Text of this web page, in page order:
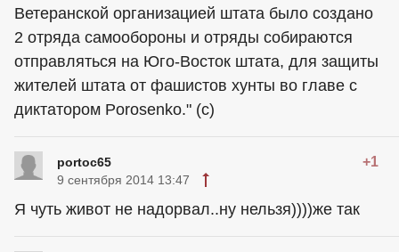
Ветеранской организацией штата было создано
2 отряда самообороны и отряды собираются
отправляться на Юго-Восток штата, для защиты
жителей штата от фашистов хунты во главе с
диктатором Porosenkо." (с)
portoc65 +1
9 сентября 2014 13:47
Я чуть живот не надорвал..ну нельзя))))же так